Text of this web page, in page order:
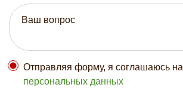
Отправляя форму, я соглашаюсь на
персональных данных